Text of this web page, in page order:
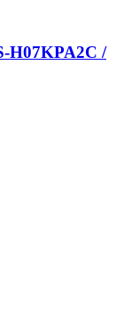
H07KPA2C /